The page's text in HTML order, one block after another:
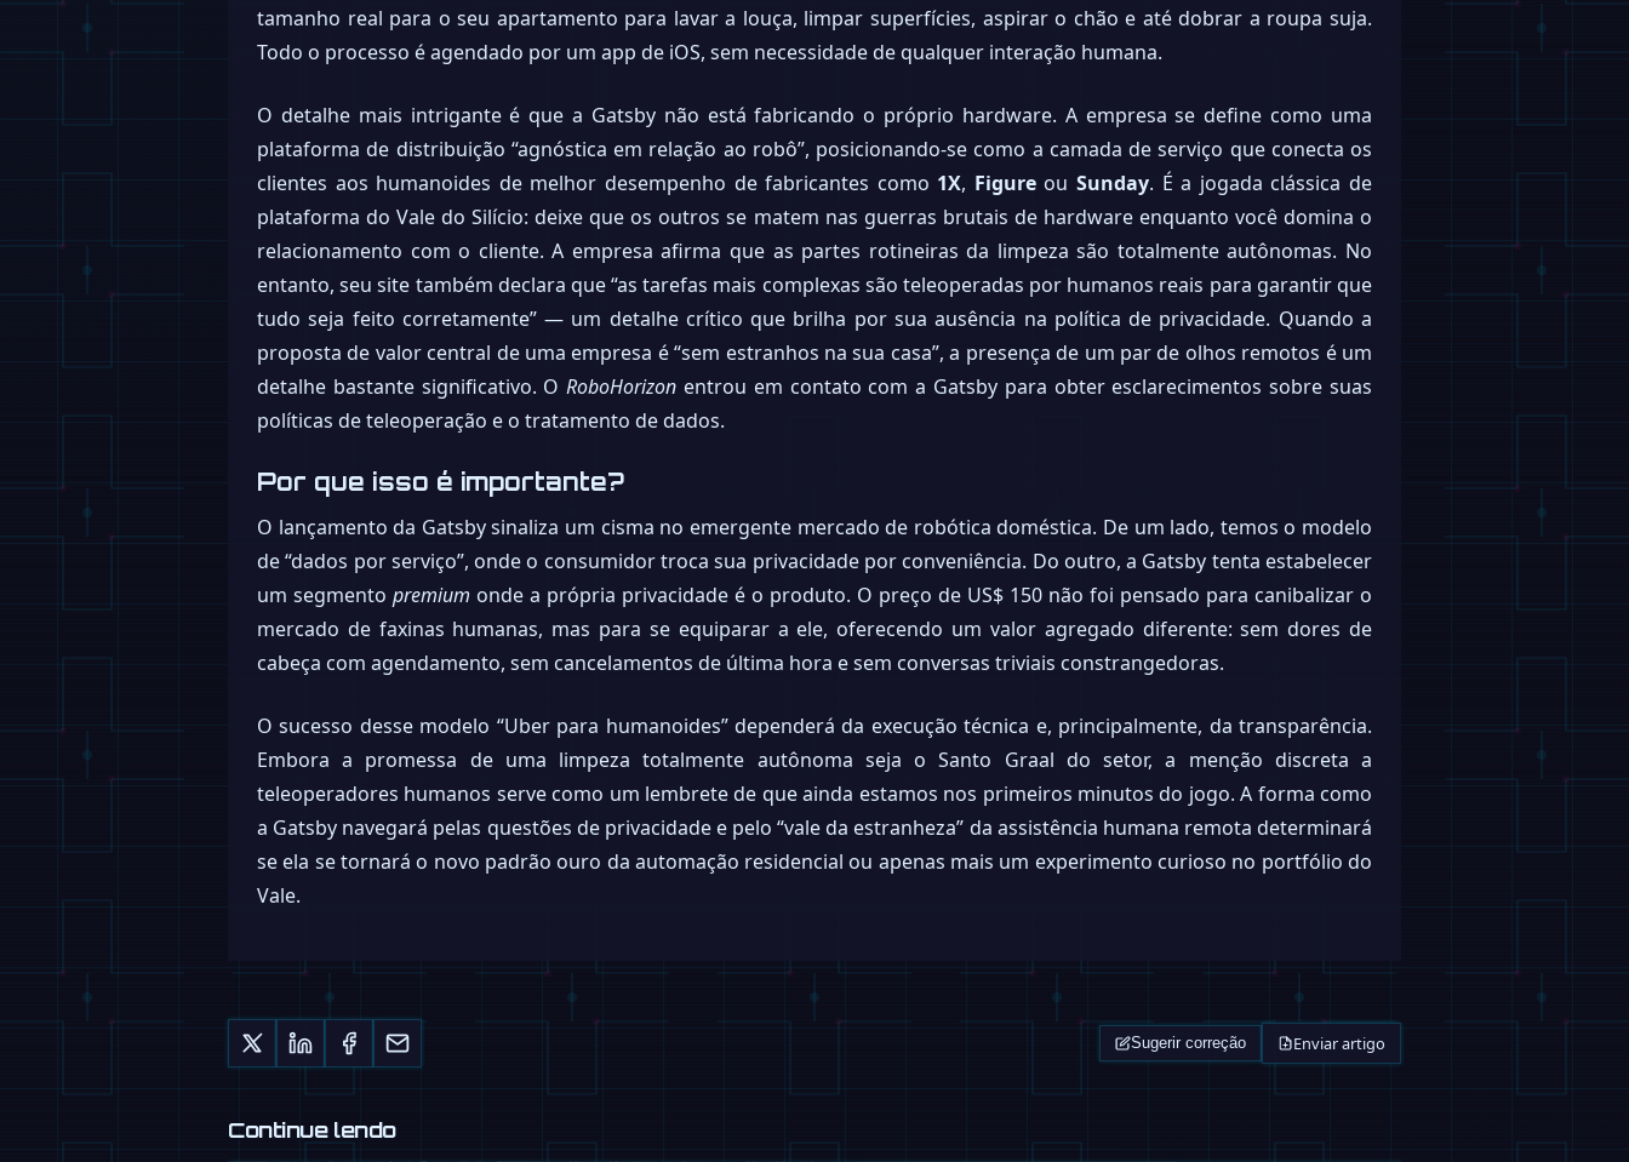
tamanho real para o seu apartamento para lavar a louça, limpar superfícies, aspirar o chão e até dobrar a roupa suja.
Todo o processo é agendado por um app de iOS, sem necessidade de qualquer interação humana.
O detalhe mais intrigante é que a Gatsby não está fabricando o próprio hardware. A empresa se define como uma
plataforma de distribuição “agnóstica em relação ao robô”, posicionando-se como a camada de serviço que conecta os
clientes aos humanoides de melhor desempenho de fabricantes como 1X, FigureouSunday. É a jogada clássica de
plataforma do Vale do Silício: deixe que os outros se matem nas guerras brutais de hardware enquanto você domina o
relacionamento com o cliente. A empresa afirma que as partes rotineiras da limpeza são totalmente autônomas. No
entanto, seu site também declara que “as tarefas mais complexas são teleoperadas por humanos reais para garantir que
tudo seja feito corretamente” — um detalhe crítico que brilha por sua ausência na política de privacidade. Quando a
proposta de valor central de uma empresa é “sem estranhos na sua casa”, a presença de um par de olhos remotos é um
detalhe bastante significativo. ORoboHorizon entrou em contato com a Gatsby para obter esclarecimentos sobre suas
políticas de teleoperação e o tratamento de dados.
Por que isso é importante?
O lançamento da Gatsby sinaliza um cisma no emergente mercado de robótica doméstica. De um lado, temos o modelo
de “dados por serviço”, onde o consumidor troca sua privacidade por conveniência. Do outro, a Gatsby tenta estabelecer
um segmento premium onde a própria privacidade é o produto. O preço de US$ 150 não foi pensado para canibalizar o
mercado de faxinas humanas, mas para se equiparar a ele, oferecendo um valor agregado diferente: sem dores de
cabeça com agendamento, sem cancelamentos de última hora e sem conversas triviais constrangedoras.
O sucesso desse modelo “Uber para humanoides” dependerá da execução técnica e, principalmente, da transparência.
Embora a promessa de uma limpeza totalmente autônoma seja o Santo Graal do setor, a menção discreta a
teleoperadores humanos serve como um lembrete de que ainda estamos nos primeiros minutos do jogo. A forma como
a Gatsby navegará pelas questões de privacidade e pelo “vale da estranheza” da assistência humana remota determinará
se ela se tornará o novo padrão ouro da automação residencial ou apenas mais um experimento curioso no portfólio do
Vale.
Sugerir correção Enviar artigo
Continue lendo